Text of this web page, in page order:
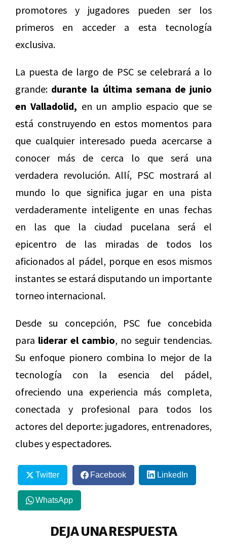
promotores y jugadores pueden ser los
primeros en acceder a esta tecnología
exclusiva.
La puesta de largo de PSC se celebrará a lo
grande: durante la última semana de junio
en Valladolid, en un amplio espacio que se
está construyendo en estos momentos para
que cualquier interesado pueda acercarse a
conocer más de cerca lo que será una
verdadera revolución. Allí, PSC mostrará al
mundo lo que significa jugar en una pista
verdaderamente inteligente en unas fechas
en las que la ciudad pucelana será el
epicentro de las miradas de todos los
aficionados al pádel, porque en esos mismos
instantes se estará disputando un importante
torneo internacional.
Desde su concepción, PSC fue concebida
para liderar el cambio, no seguir tendencias.
Su enfoque pionero combina lo mejor de la
tecnología con la esencia del pádel,
ofreciendo una experiencia más completa,
conectada y profesional para todos los
actores del deporte: jugadores, entrenadores,
clubes y espectadores.
Twitter Facebook LinkedIn
WhatsApp
DEJA UNA RESPUESTA